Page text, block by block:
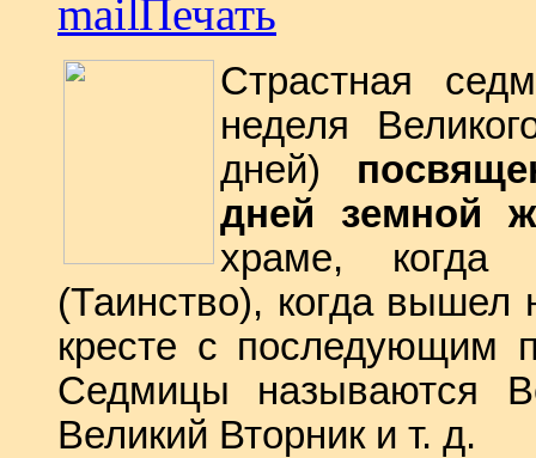
Страстная
неделя
дней)
дней земной
храме, когда
(Таинство), когда вышел
кресте с последующим
Седмицы называются
Великий Вторник и т. д.